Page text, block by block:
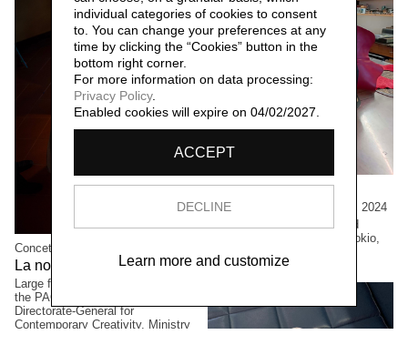
Cristian Boffelli
Come mostri, ritornano,
2024
Large formats, One-of-a kind
copies. Private collection, Tokio,
Concetta Modica
La notte di Sant'Anna, 2023
Large formats. Winning project of
the PAC2021 call for proposals,
Directorate-General for
Contemporary Creativity, Ministry
individual categories of cookies to consent
to. You can change your preferences at any
time by clicking the “Cookies” button in the
bottom right corner.
For more information on data processing:
Privacy Policy.
Enabled cookies will expire on 04/02/2027.
ACCEPT
DECLINE
Learn more and customize